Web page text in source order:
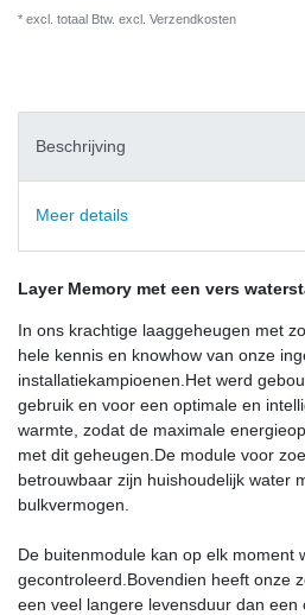
* excl. totaal Btw. excl. Verzendkosten
Beschrijving
Meer details
Layer Memory met een vers
In ons krachtige laaggeheugen met
hele kennis en knowhow van onze
installatiekampioenen.Het werd
gebruik en voor een optimale en
warmte, zodat de maximale
met dit geheugen.De module voor
betrouwbaar zijn huishoudelijk water
bulkvermogen.
De buitenmodule kan op elk moment
gecontroleerd.Bovendien heeft onze
een veel langere levensduur dan een